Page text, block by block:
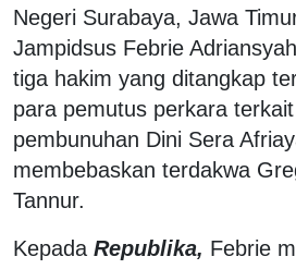
Negeri Surabaya, Jawa
Jampidsus Febrie
tiga hakim yang ditangkap
para pemutus perkara
pembunuhan Dini Sera
membebaskan terdakwa
Tannur.
Kepada Republika, Febrie